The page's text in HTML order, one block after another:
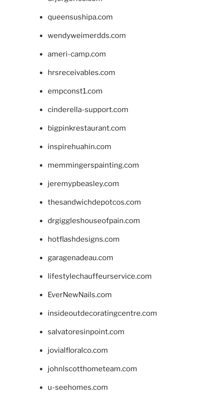
queensushipa.com
wendyweimerdds.com
ameri-camp.com
hrsreceivables.com
empconst1.com
cinderella-support.com
bigpinkrestaurant.com
inspirehuahin.com
memmingerspainting.com
jeremypbeasley.com
thesandwichdepotcos.com
drgiggleshouseofpain.com
hotflashdesigns.com
garagenadeau.com
lifestylechauffeurservice.com
EverNewNails.com
insideoutdecoratingcentre.com
salvatoresinpoint.com
jovialfloralco.com
johnlscotthometeam.com
u-seehomes.com